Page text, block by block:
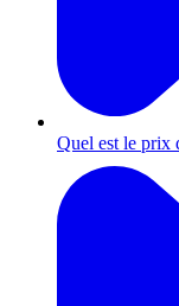
Quel est le prix